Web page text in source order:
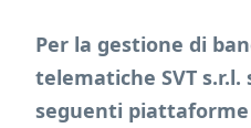
Per la gestione di
telematiche SVT s.r.l.
seguenti